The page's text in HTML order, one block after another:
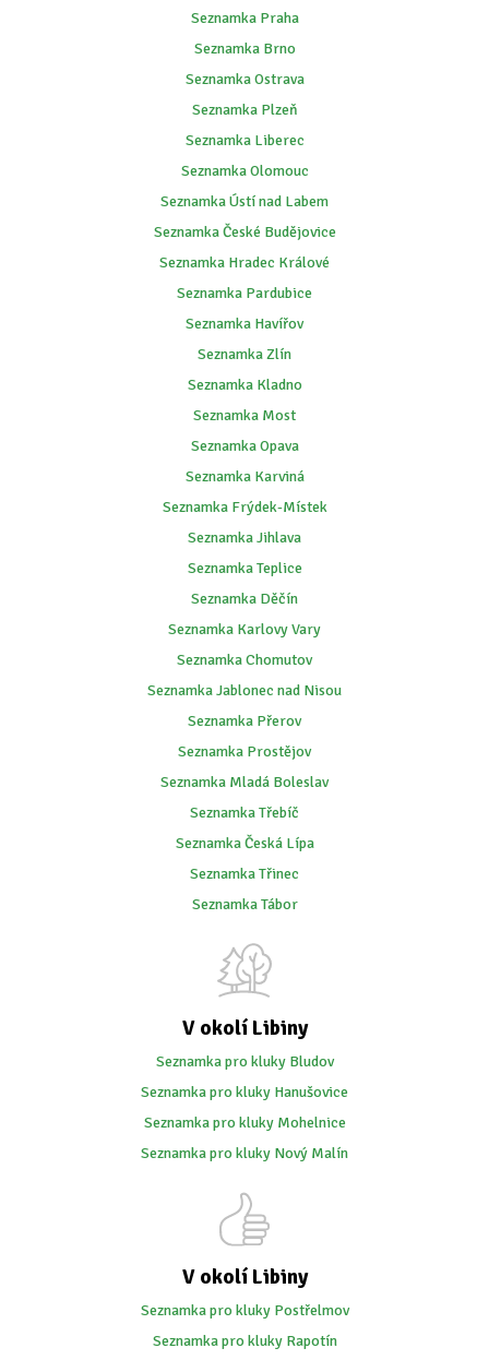
Seznamka Praha
Seznamka Brno
Seznamka Ostrava
Seznamka Plzeň
Seznamka Liberec
Seznamka Olomouc
Seznamka Ústí nad Labem
Seznamka České Budějovice
Seznamka Hradec Králové
Seznamka Pardubice
Seznamka Havířov
Seznamka Zlín
Seznamka Kladno
Seznamka Most
Seznamka Opava
Seznamka Karviná
Seznamka Frýdek-Místek
Seznamka Jihlava
Seznamka Teplice
Seznamka Děčín
Seznamka Karlovy Vary
Seznamka Chomutov
Seznamka Jablonec nad Nisou
Seznamka Přerov
Seznamka Prostějov
Seznamka Mladá Boleslav
Seznamka Třebíč
Seznamka Česká Lípa
Seznamka Třinec
Seznamka Tábor
V okolí Libiny
Seznamka pro kluky Bludov
Seznamka pro kluky Hanušovice
Seznamka pro kluky Mohelnice
Seznamka pro kluky Nový Malín
V okolí Libiny
Seznamka pro kluky Postřelmov
Seznamka pro kluky Rapotín